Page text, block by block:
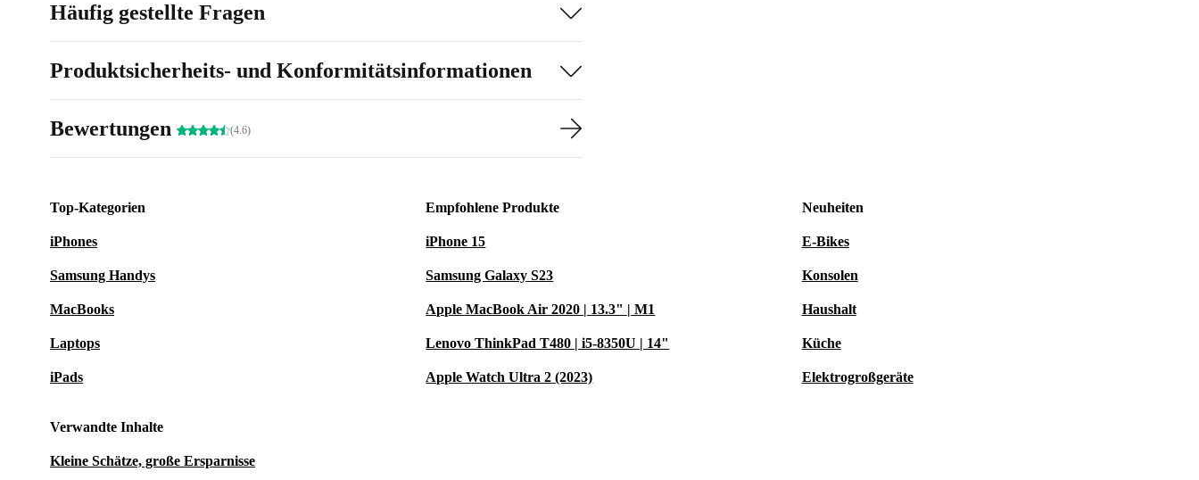
Häufig gestellte Fragen
Produktsicherheits- und Konformitätsinformationen
Bewertungen (4.6)
Top-Kategorien
iPhones
Samsung Handys
MacBooks
Laptops
iPads
Empfohlene Produkte
iPhone 15
Samsung Galaxy S23
Apple MacBook Air 2020 | 13.3" | M1
Lenovo ThinkPad T480 | i5-8350U | 14"
Apple Watch Ultra 2 (2023)
Neuheiten
E-Bikes
Konsolen
Haushalt
Küche
Elektrogroßgeräte
Verwandte Inhalte
Kleine Schätze, große Ersparnisse